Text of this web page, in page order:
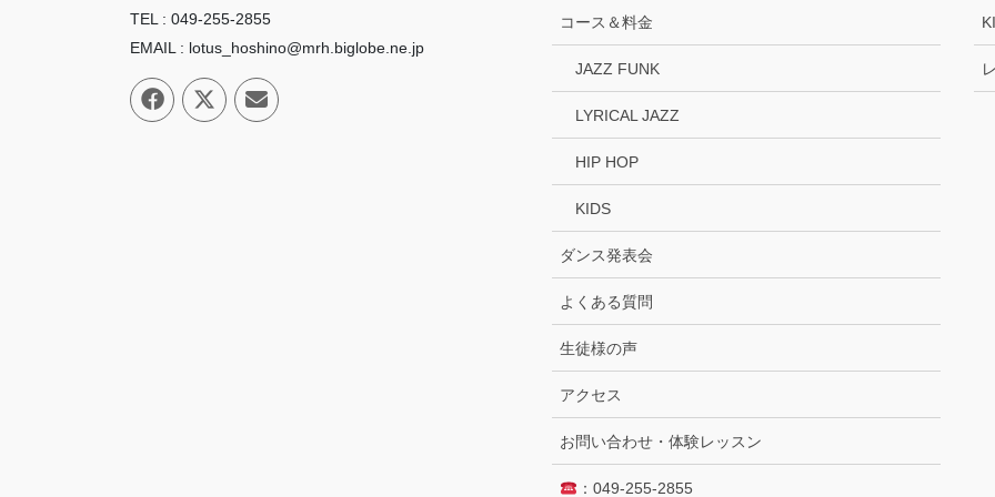
TEL : 049-255-2855
EMAIL : lotus_hoshino@mrh.biglobe.ne.jp
コース＆料金
JAZZ FUNK
LYRICAL JAZZ
HIP HOP
KIDS
ダンス発表会
よくある質問
生徒様の声
アクセス
お問い合わせ・体験レッスン
：049-255-2855